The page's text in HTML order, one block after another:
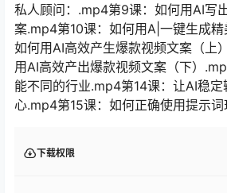
私人顾问：.mp4第9课：如何用AI写
案.mp4第10课：如何用A|一键生成精
如何用AI高效产生爆款视频文案（上
用AI高效产出爆款视频文案（下）
能不同的行业.mp4第14课：让AI稳
心.mp4第15课：如何正确使用提示
下载权限